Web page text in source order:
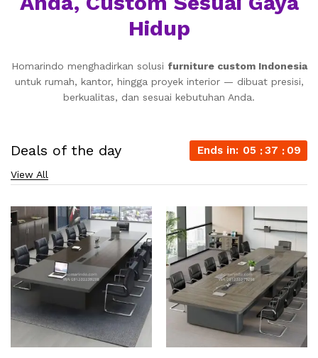
Hidup
Homarindo menghadirkan solusi furniture custom Indonesia
untuk rumah, kantor, hingga proyek interior — dibuat presisi,
berkualitas, dan sesuai kebutuhan Anda.
Deals of the day Ends in: 05 37 07
View All